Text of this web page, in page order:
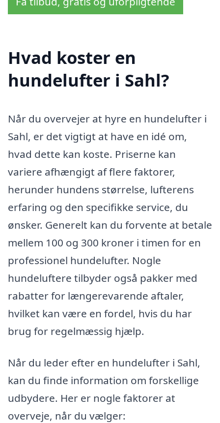
Hvad koster en
hundelufter i Sahl?
Når du overvejer at hyre en hundelufter i
Sahl, er det vigtigt at have en idé om,
hvad dette kan koste. Priserne kan
variere afhængigt af flere faktorer,
herunder hundens størrelse, lufterens
erfaring og den specifikke service, du
ønsker. Generelt kan du forvente at betale
mellem 100 og 300 kroner i timen for en
professionel hundelufter. Nogle
hundeluftere tilbyder også pakker med
rabatter for længerevarende aftaler,
hvilket kan være en fordel, hvis du har
brug for regelmæssig hjælp.
Når du leder efter en hundelufter i Sahl,
kan du finde information om forskellige
udbydere. Her er nogle faktorer at
overveje, når du vælger: